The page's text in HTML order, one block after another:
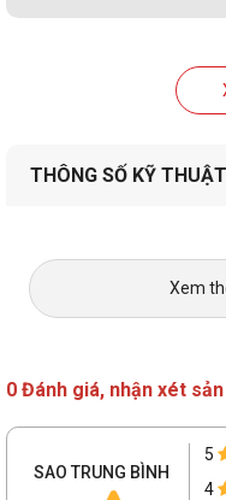
THÔNG SỐ KỸ THUẬT
Xem
0 Đánh giá, nhận xét
SAO TRUNG BÌNH
5
4